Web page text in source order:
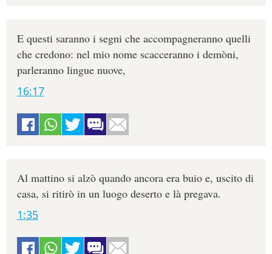
E questi saranno i segni che accompagneranno quelli
che credono: nel mio nome scacceranno i demòni,
parleranno lingue nuove,
16:17
Al mattino si alzò quando ancora era buio e, uscito di
casa, si ritirò in un luogo deserto e là pregava.
1:35